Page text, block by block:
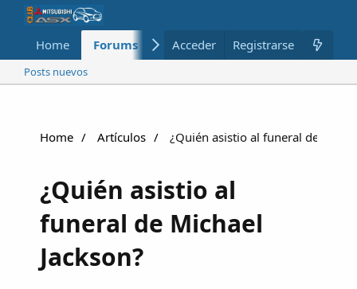
Home Forums Nuevo Miembros
Acceder Registrarse
Posts nuevos
Home Artículos ¿Quién asistio al funeral de
¿Quién asistio al
funeral de Michael
Jackson?